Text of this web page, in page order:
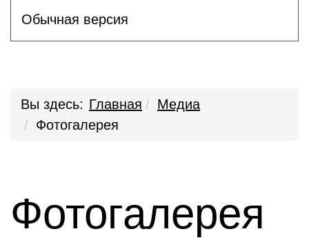
Обычная версия
Вы здесь: Главная
Медиа
Фотогалерея
Фотогалерея